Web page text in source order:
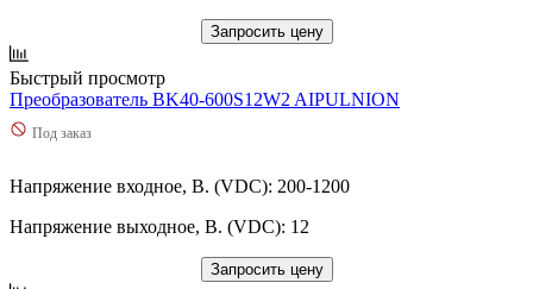
Запросить цену
Быстрый просмотр
Преобразователь BK40-600S12W2 AIPULNION
Под заказ
Напряжение входное, В. (VDC): 200-1200
Напряжение выходное, В. (VDC): 12
Запросить цену